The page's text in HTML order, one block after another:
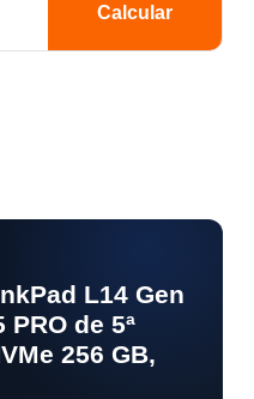
Calcular
L14 Gen
PRO de 5ª
256 GB,